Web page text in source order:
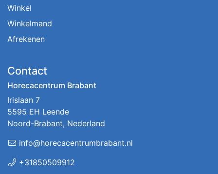
Winkel
Winkelmand
Afrekenen
Contact
Horecacentrum Brabant
Irislaan 7
5595 EH Leende
Noord-Brabant, Nederland
info@horecacentrumbrabant.nl
+31850509912